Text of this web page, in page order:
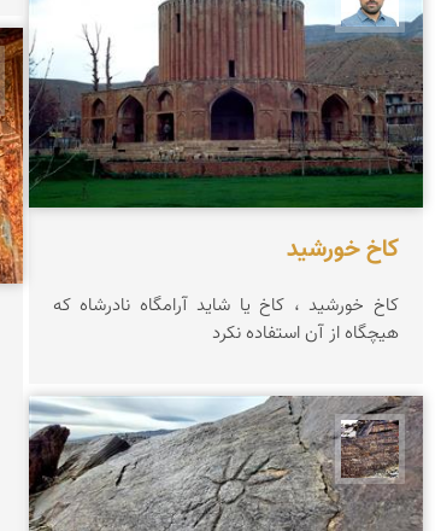
کاخ خورشید
كاخ خورشید ، كاخ یا شاید آرامگاه نادرشاه كه
هیچگاه از آن استفاده نكرد
محمد ناصری فرد